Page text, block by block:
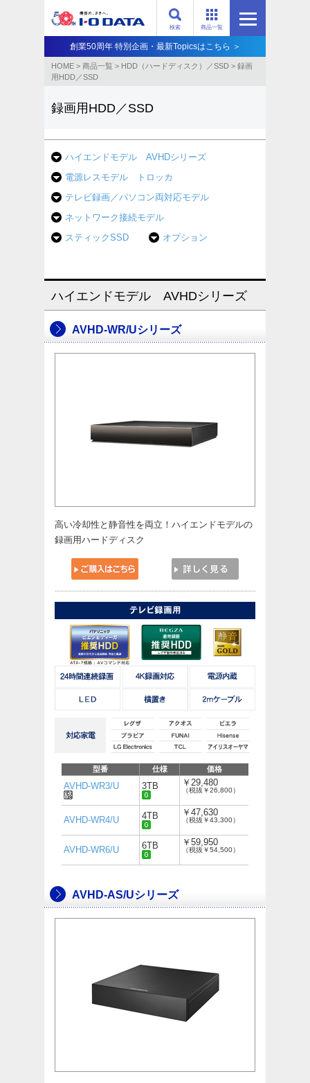
商品一覧
検索
創業50周年 特別企画・最新Topicsはこちら ＞
HOME > 商品一覧 > HDD（ハードディスク）／SSD > 録画
用HDD／SSD
録画用HDD／SSD
ハイエンドモデル AVHDシリーズ
電源レスモデル トロッカ
テレビ録画／パソコン両対応モデル
ネットワーク接続モデル
スティックSSD
オプション
ハイエンドモデル AVHDシリーズ
AVHD-WR/Uシリーズ
高い冷却性と静音性を両立！ハイエンドモデルの
録画用ハードディスク
型番 仕様 価格
AVHD-WR3/U 3TB ￥29,480
（税抜￥26,800）
AVHD-WR4/U 4TB ￥47,630
（税抜￥43,300）
AVHD-WR6/U 6TB ￥59,950
（税抜￥54,500）
AVHD-AS/Uシリーズ